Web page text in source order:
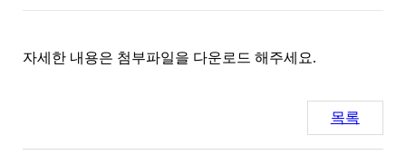
자세한 내용은 첨부파일을 다운로드 해주세요.
목록